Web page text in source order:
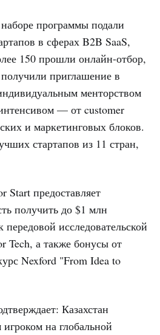
программы подали
в сферах B2B SaaS,
150 прошли онлайн-отбор,
приглашение в
менторством
— от customer
и маркетинговых блоков.
стартапов из 11 стран,
Start предоставляет
получить до $1 млн
исследовательской
Tech, а также бонусы от
Nexford "From Idea to
Казахстан
на глобальной